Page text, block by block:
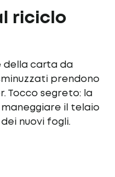
riciclo
della carta da
prendono
Tocco segreto: la
il telaio
nuovi fogli.